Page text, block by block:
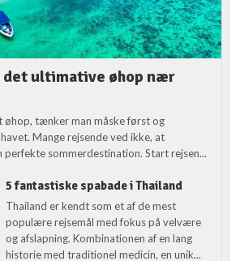
det ultimative øhop nær
øhop, tænker man måske først og
Mange rejsende ved ikke, at
perfekte sommerdestination. Start rejsen...
5 fantastiske spabade i Thailand
Thailand er kendt som et af de mest
populære rejsemål med fokus på velvære
og afslapning. Kombinationen af en lang
historie med traditionel medicin, en unik...